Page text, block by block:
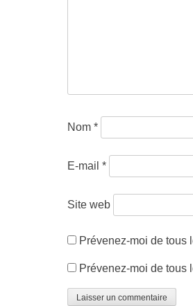
Nom*
E-mail*
Site web
Prévenez-moi de tous
Prévenez-moi de tous